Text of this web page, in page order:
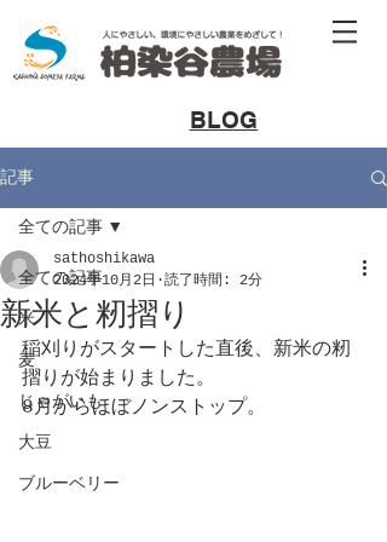
​BLOG
記事
全ての記事
米
麦
じゃがいも
大豆
ブルーベリー
全ての記事
新米と籾摺り
sathoshikawa
2024年10月2日
読了時間: 2分
稲刈りがスタートした直後、新米の籾
摺りが始まりました。
8月からほぼノンストップ。